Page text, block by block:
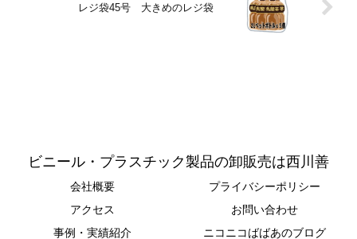
レジ袋45号 大きめのレジ袋
ビニール・プラスチック製品の卸販売は西川善
会社概要
プライバシーポリシー
アクセス
お問い合わせ
事例・実績紹介
ニコニコばばあのブログ